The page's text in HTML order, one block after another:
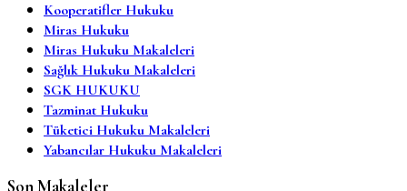
Kooperatifler Hukuku
Miras Hukuku
Miras Hukuku Makaleleri
Sağlık Hukuku Makaleleri
SGK HUKUKU
Tazminat Hukuku
Tüketici Hukuku Makaleleri
Yabancılar Hukuku Makaleleri
Son Makaleler